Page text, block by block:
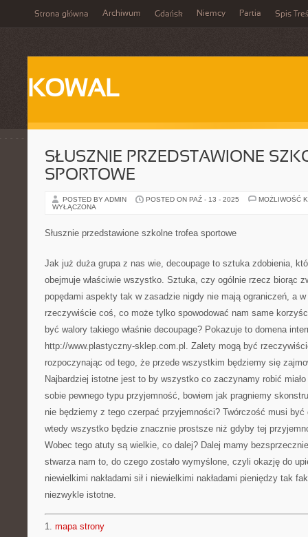
Strona główna Archiwum Gdańsk Niemcy Partia Spis
KOWAL
SŁUSZNIE PRZEDSTAWIONE
SPORTOWE
POSTED BY ADMIN POSTED ON PAŹ - 13 - 2025
MOŻLIWOŚĆ
WYŁĄCZONA
Słusznie przedstawione szkolne trofea sportowe
Jak już duża grupa z nas wie, decoupage to sztuka zdobienia,
obejmuje właściwie wszystko. Sztuka, czy ogólnie rzecz biorąc
popędami aspekty tak w zasadzie nigdy nie mają ograniczeń, a
rzeczywiście coś, co może tylko spowodować nam same
być walory takiego właśnie decoupage? Pokazuje to domena
http://www.plastyczny-sklep.com.pl. Zalety mogą być
rozpoczynając od tego, że przede wszystkim będziemy się
Najbardziej istotne jest to by wszystko co zaczynamy robić
sobie pewnego typu przyjemność, bowiem jak pragniemy
nie będziemy z tego czerpać przyjemności? Twórczość musi
wtedy wszystko będzie znacznie prostsze niż gdyby tej
Wobec tego atuty są wielkie, co dalej? Dalej mamy
stwarza nam to, do czego zostało wymyślone, czyli okazję do
niewielkimi nakładami sił i niewielkimi nakładami pieniędzy tak
niezwykle istotne.
1. mapa strony